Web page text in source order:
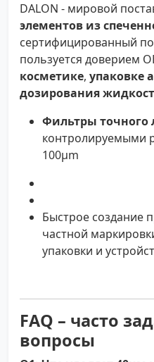
DALON - мировой
элементов из
сертифицированный по
пользуется доверием
косметике, упаковке
дозирования
Фильтры точного
контролируемыми
100µm
Быстрое создание
частной
упаковки и
FAQ – часто
вопросы